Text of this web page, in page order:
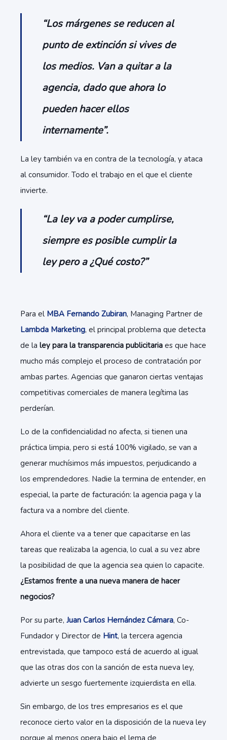
“Los márgenes se reducen al
punto de extinción si vives de
los medios. Van a quitar a la
agencia, dado que ahora lo
pueden hacer ellos
internamente”.
La ley también va en contra de la tecnología, y ataca
al consumidor. Todo el trabajo en el que el cliente
invierte.
“La ley va a poder cumplirse,
siempre es posible cumplir la
ley pero a ¿Qué costo?”
Para el MBA Fernando Zubiran, Managing Partner de
Lambda Marketing, el principal problema que detecta
de la ley para la transparencia publicitaria es que hace
mucho más complejo el proceso de contratación por
ambas partes. Agencias que ganaron ciertas ventajas
competitivas comerciales de manera legítima las
perderían.
Lo de la confidencialidad no afecta, si tienen una
práctica limpia, pero si está 100% vigilado, se van a
generar muchísimos más impuestos, perjudicando a
los emprendedores. Nadie la termina de entender, en
especial, la parte de facturación: la agencia paga y la
factura va a nombre del cliente.
Ahora el cliente va a tener que capacitarse en las
tareas que realizaba la agencia, lo cual a su vez abre
la posibilidad de que la agencia sea quien lo capacite.
¿Estamos frente a una nueva manera de hacer
negocios?
Por su parte, Juan Carlos Hernández Cámara, Co-
Fundador y Director de Hint, la tercera agencia
entrevistada, que tampoco está de acuerdo al igual
que las otras dos con la sanción de esta nueva ley,
advierte un sesgo fuertemente izquierdista en ella.
Sin embargo, de los tres empresarios es el que
reconoce cierto valor en la disposición de la nueva ley
porque al menos opera bajo el lema de